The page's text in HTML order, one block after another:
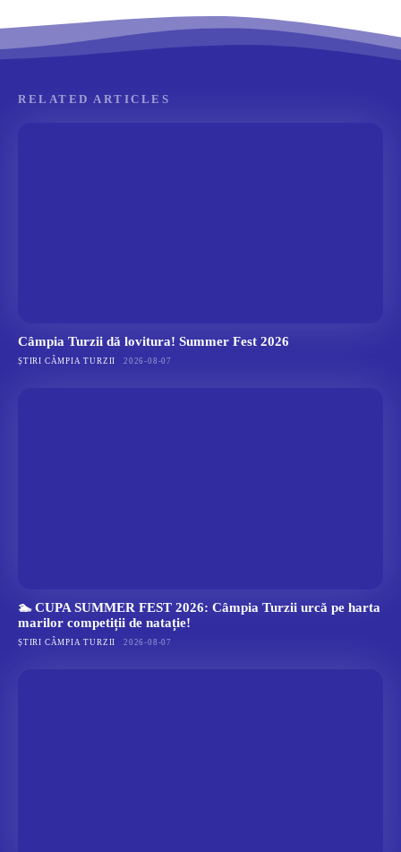
RELATED ARTICLES
Câmpia Turzii dă lovitura! Summer Fest 2026
ȘTIRI CÂMPIA TURZII 2026-08-07
🏊 CUPA SUMMER FEST 2026: Câmpia Turzii urcă pe harta
marilor competiții de natație!
ȘTIRI CÂMPIA TURZII 2026-08-07